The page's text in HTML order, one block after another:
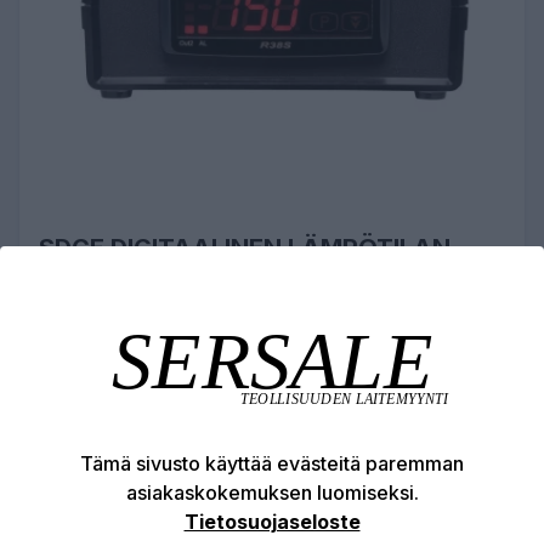
SDCE DIGITAALINEN LÄMPÖTILAN
544,51 €
Briskheat digitaalinen lämpötilansäädin
LISÄÄ OSTOSKORIIN
Tämä sivusto käyttää evästeitä paremman
asiakaskokemuksen luomiseksi.
Tietosuojaseloste